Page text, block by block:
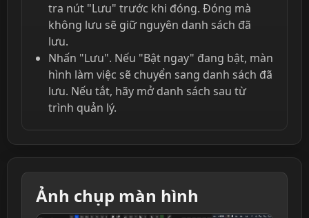
tra nút "Lưu" trước khi đóng. Đóng mà
không lưu sẽ giữ nguyên danh sách đã
lưu.
Nhấn "Lưu". Nếu "Bật ngay" đang bật, màn
hình làm việc sẽ chuyển sang danh sách đã
lưu. Nếu tắt, hãy mở danh sách sau từ
trình quản lý.
Ảnh chụp màn hình